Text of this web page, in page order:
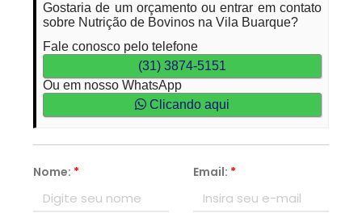
Gostaria de um orçamento ou entrar em contato
sobre Nutrição de Bovinos na Vila Buarque?
Fale conosco pelo telefone
(31) 3874-5151
Ou em nosso WhatsApp
Clicando aqui
Nome: * Email: *